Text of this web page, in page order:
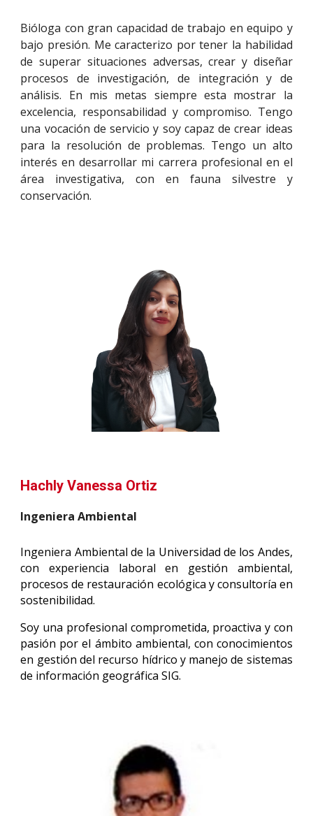
Bióloga con gran capacidad de trabajo en equipo y
bajo presión. Me caracterizo por tener la habilidad
de superar situaciones adversas, crear y diseñar
procesos de investigación, de integración y de
análisis. En mis metas siempre esta mostrar la
excelencia, responsabilidad y compromiso. Tengo
una vocación de servicio y soy capaz de crear ideas
para la resolución de problemas. Tengo un alto
interés en desarrollar mi carrera profesional en el
área investigativa, con en fauna silvestre y
conservación.
Hachly Vanessa Ortiz
Ingeniera Ambiental
Ingeniera Ambiental de la Universidad de los Andes,
con experiencia laboral en gestión ambiental,
procesos de restauración ecológica y consultoría en
sostenibilidad.
Soy una profesional comprometida, proactiva y con
pasión por el ámbito ambiental, con conocimientos
en gestión del recurso hídrico y manejo de sistemas
de información geográfica SIG.